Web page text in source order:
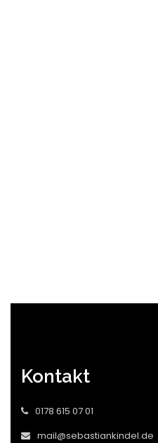
Kontakt
0178 615 07 01
mail@sebastiankindel.de